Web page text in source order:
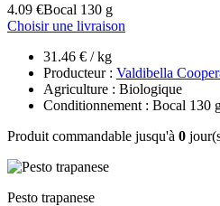
4.09 €Bocal 130 g
Choisir une livraison
31.46 € / kg
Producteur : Valdibella
Agriculture : Biologique
Conditionnement : Bocal 130
Produit commandable jusqu'à 0
Pesto trapanese